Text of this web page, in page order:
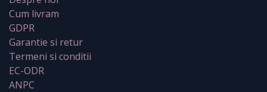
Cum livram
GDPR
Garantie si retur
Termeni si conditii
EC-ODR
ANPC